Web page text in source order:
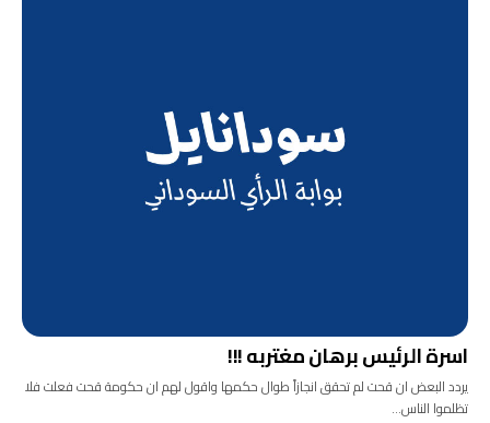
اسرة الرئيس برهان مغتربه !!!
يردد البعض ان قحت لم تحقق انجازاً طوال حكمها واقول لهم ان حكومة قحت فعلت فلا
تظلموا الناس…